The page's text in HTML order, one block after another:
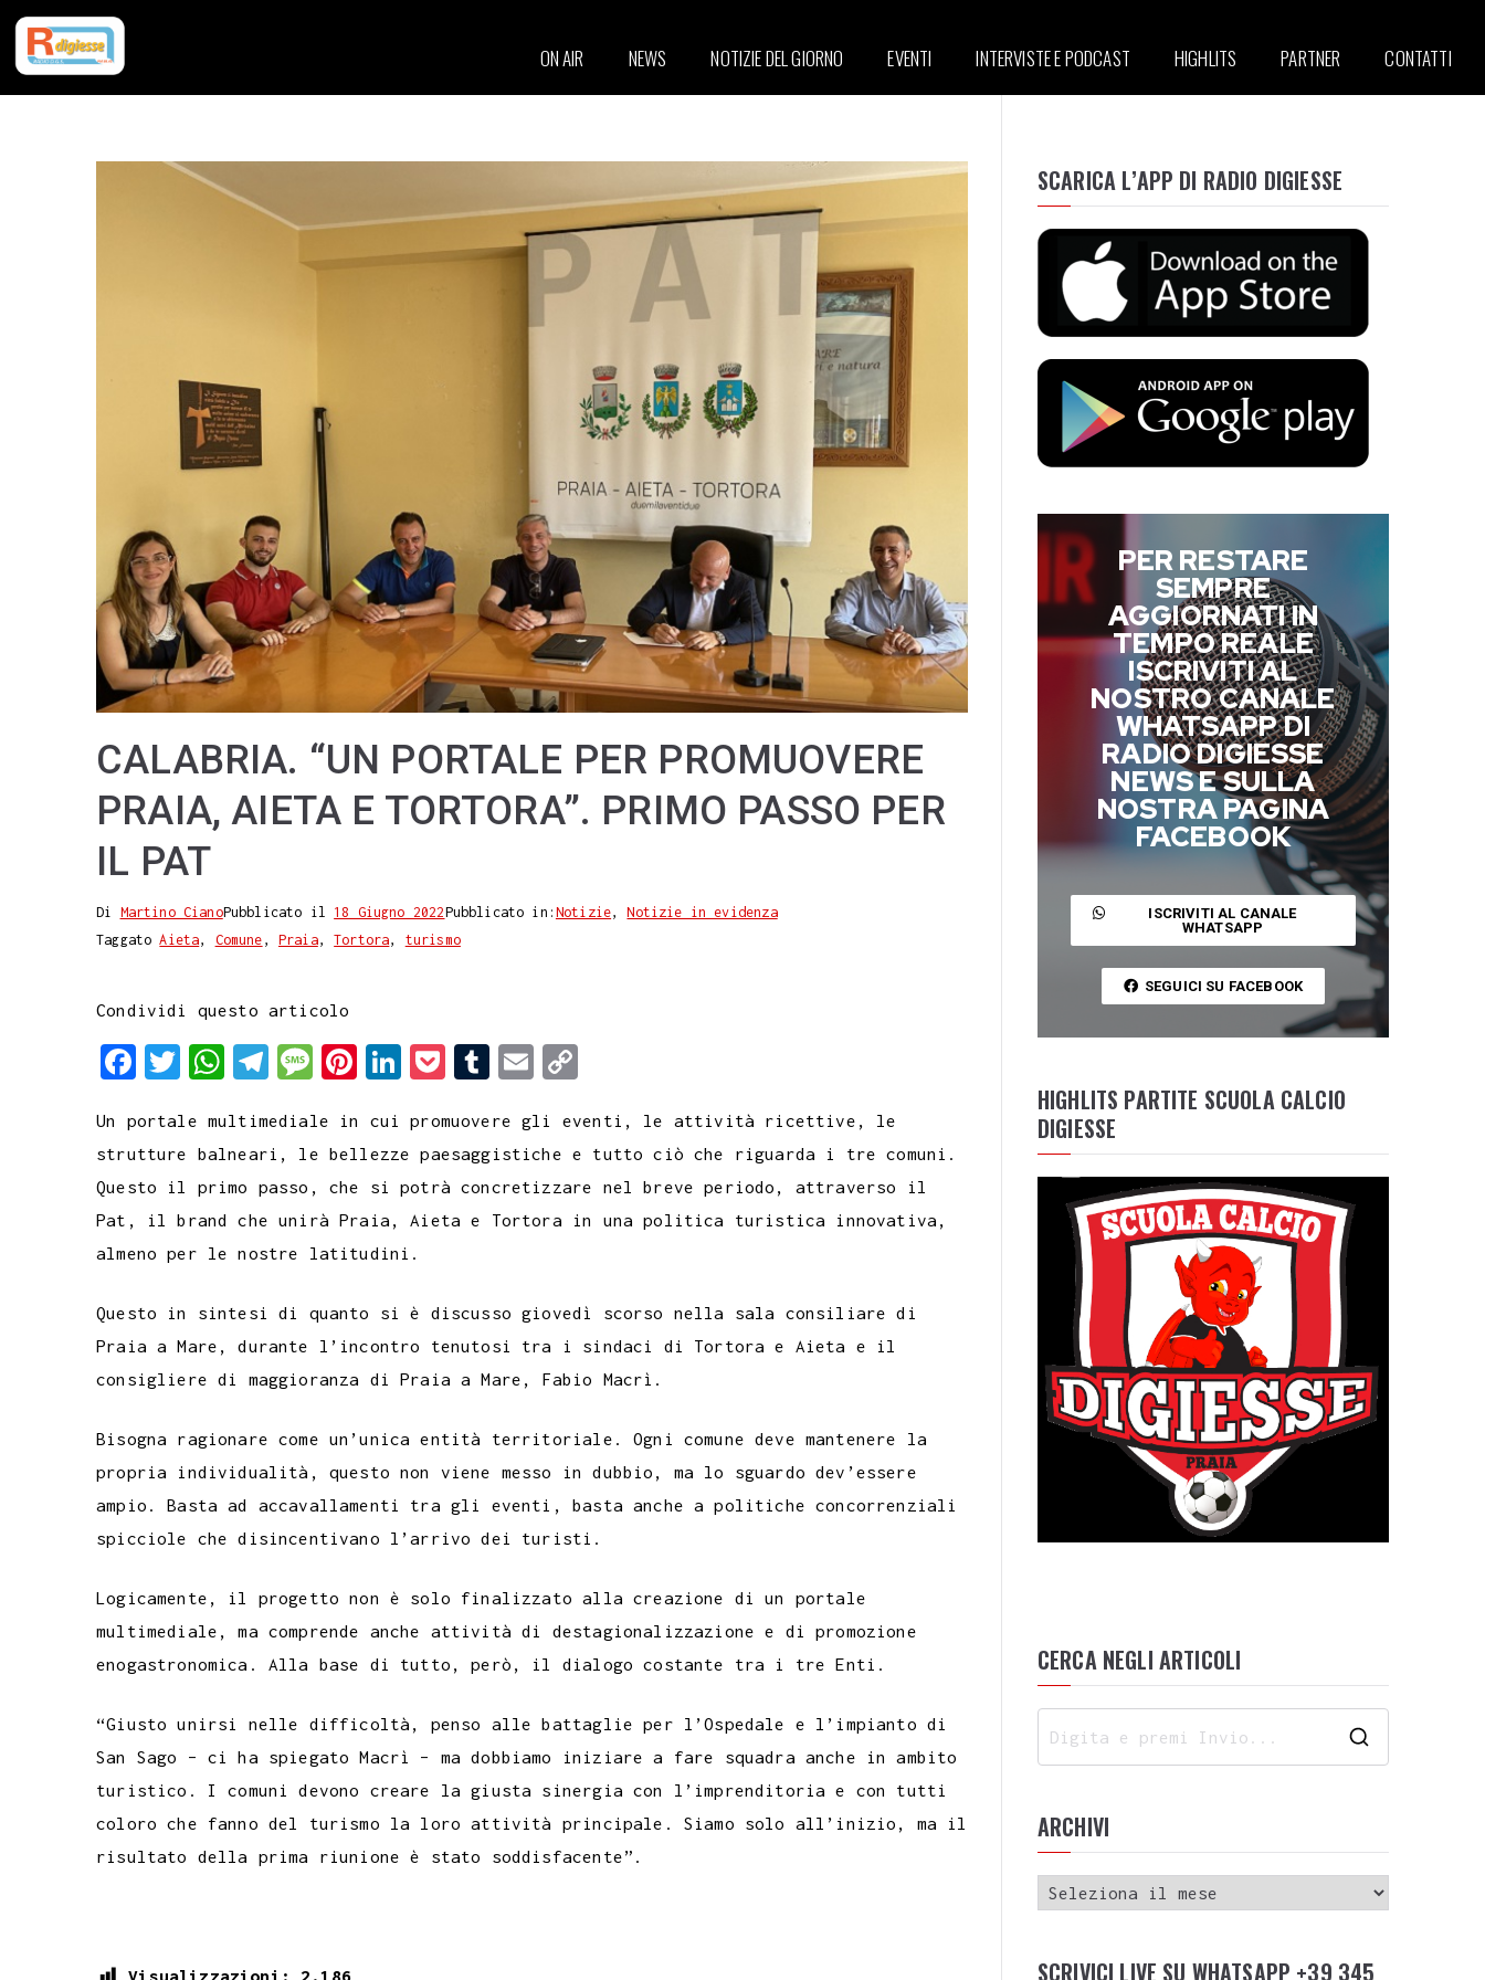
ON AIR NEWS NOTIZIE DEL GIORNO EVENTI INTERVISTE E PODCAST HIGHLITS PARTNER CONTATTI
CALABRIA. “UN PORTALE PER PROMUOVERE
PRAIA, AIETA E TORTORA”. PRIMO PASSO PER
IL PAT
Di Martino CianoPubblicato il 18 Giugno 2022Pubblicato in: Notizie,Notizie in evidenza
TaggatoAieta, Comune , Praia,Tortora, turismo
Condividi questo articolo
F
c
e
b
o
k
T
i
t
t
e
W
a
t
s
A
p
T
l
e
g
r
m
M
s
s
a
g
P
n
t
e
r
s
t
L
n
k
e
d
n
c
k
e
t
T
m
b
l
r
E
a
i
l
p
y
L
i
k
Un portale multimediale in cui promuovere gli eventi, le attività ricettive, le
strutture balneari, le bellezze paesaggistiche e tutto ciò che riguarda i tre comuni.
Questo il primo passo, che si potrà concretizzare nel breve periodo, attraverso il
Pat, il brand che unirà Praia, Aieta e Tortora in una politica turistica innovativa,
almeno per le nostre latitudini.
Questo in sintesi di quanto si è discusso giovedì scorso nella sala consiliare di
Praia a Mare, durante l’incontro tenutosi tra i sindaci di Tortora e Aieta e il
consigliere di maggioranza di Praia a Mare, Fabio Macrì.
Bisogna ragionare come un’unica entità territoriale. Ogni comune deve mantenere la
propria individualità, questo non viene messo in dubbio, ma lo sguardo dev’essere
ampio. Basta ad accavallamenti tra gli eventi, basta anche a politiche concorrenziali
spicciole che disincentivano l’arrivo dei turisti.
Logicamente, il progetto non è solo finalizzato alla creazione di un portale
multimediale, ma comprende anche attività di destagionalizzazione e di promozione
enogastronomica. Alla base di tutto, però, il dialogo costante tra i tre Enti.
“Giusto unirsi nelle difficoltà, penso alle battaglie per l’Ospedale e l’impianto di
San Sago – ci ha spiegato Macrì – ma dobbiamo iniziare a fare squadra anche in ambito
turistico. I comuni devono creare la giusta sinergia con l’imprenditoria e con tutti
coloro che fanno del turismo la loro attività principale. Siamo solo all’inizio, ma il
risultato della prima riunione è stato soddisfacente”.
Visualizzazioni: 2.186
SCARICA L’APP DI RADIO DIGIESSE
PER RESTARE
SEMPRE
AGGIORNATI IN
TEMPO REALE
ISCRIVITI AL
NOSTRO CANALE
WHATSAPP DI
RADIO DIGIESSE
NEWS E SULLA
NOSTRA PAGINA
FACEBOOK
ISCRIVITI AL CANALE
WHATSAPP
SEGUICI SU FACEBOOK
HIGHLITS PARTITE SCUOLA CALCIO
DIGIESSE
CERCA NEGLI ARTICOLI
ARCHIVI
SCRIVICI LIVE SU WHATSAPP +39 345